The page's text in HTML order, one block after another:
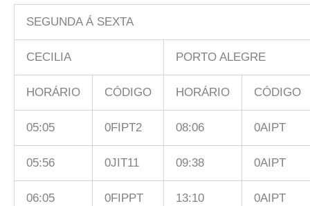
SEGUNDA Á SEXTA
CECILIA PORTO ALEGRE
HORÁRIO CÓDIGO HORÁRIO CÓDIGO
05:05 0FIPT2 08:06 0AIPT
05:56 0JIT11 09:38 0AIPT
06:05 0FIPPT 13:10 0AIPT